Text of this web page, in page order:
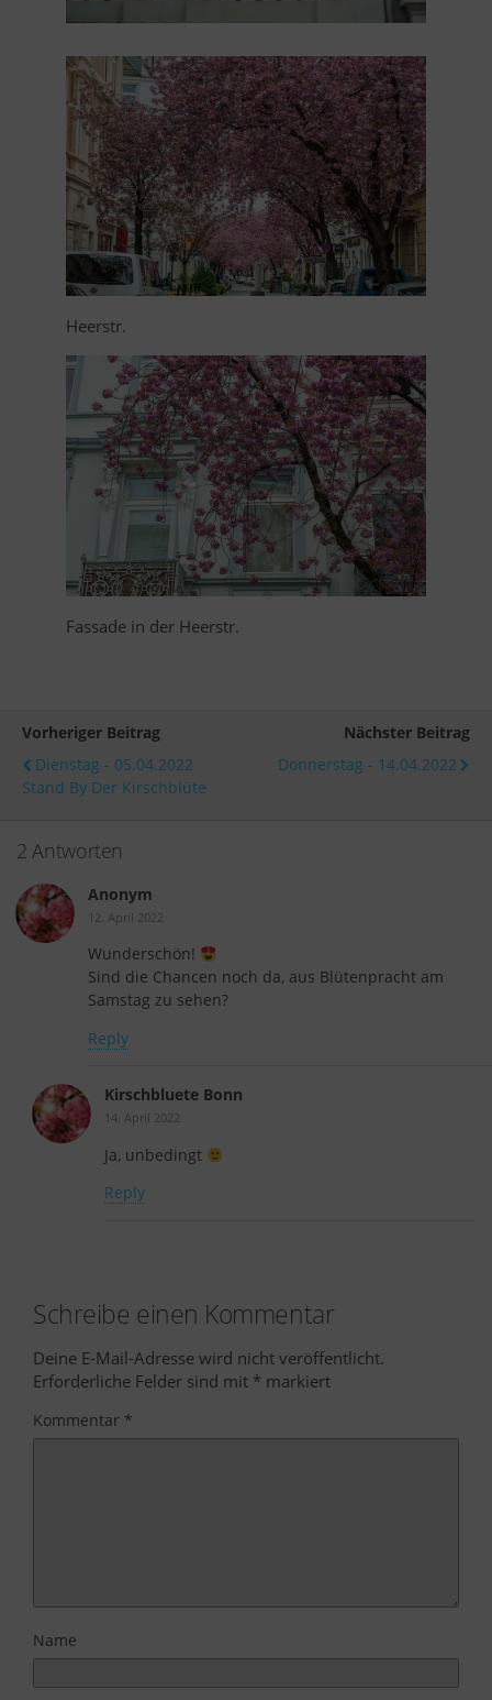
Heerstr.
Fassade in der Heerstr.
Vorheriger Beitrag
Dienstag - 05.04.2022
Stand By Der Kirschblüte
Nächster Beitrag
Donnerstag - 14.04.2022
2 Antworten
Anonym
12. April 2022
Wunderschön!
Sind die Chancen noch da, aus Blütenpracht am
Samstag zu sehen?
Reply
Kirschbluete Bonn
14. April 2022
Ja, unbedingt
Reply
Schreibe einen Kommentar
Deine E-Mail-Adresse wird nicht veröffentlicht.
Erforderliche Felder sind mit * markiert
Kommentar *
Name